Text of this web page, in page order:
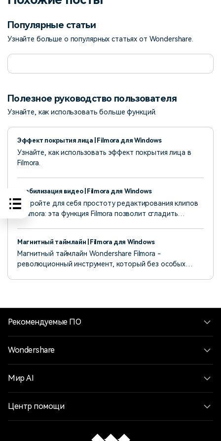
Популярные статьи
Узнайте больше о популярных статьях от Wondershare.
Полезное руководство пользователя
Узнайте, как использовать больше функций.
Эффект покрытия лица | Filmora для Windows
Узнайте, как использовать эффект покрытия лица в
Filmora.
Стабилизация видео | Filmora для Windows
Откройте для себя простоту редактирования клипов
в Filmora: эта функция Filmora позволит сгладить
Магнитный таймлайн | Filmora для Windows
Магнитный таймлайн Wondershare Filmora -
революционный инструмент, который без особых
Рекомендуемые ПО
Wondershare
Мир AI
Центр помощи